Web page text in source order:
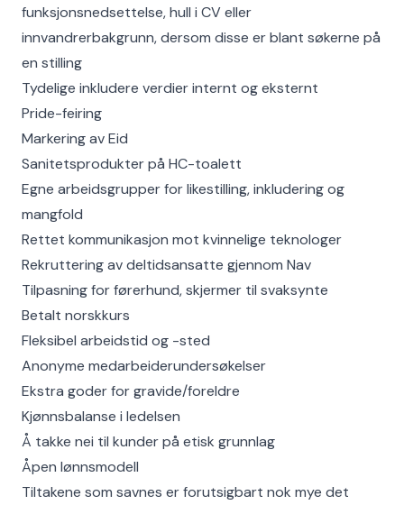
funksjonsnedsettelse, hull i CV eller
innvandrerbakgrunn, dersom disse er blant søkerne på
en stilling
Tydelige inkludere verdier internt og eksternt
Pride-feiring
Markering av Eid
Sanitetsprodukter på HC-toalett
Egne arbeidsgrupper for likestilling, inkludering og
mangfold
Rettet kommunikasjon mot kvinnelige teknologer
Rekruttering av deltidsansatte gjennom Nav
Tilpasning for førerhund, skjermer til svaksynte
Betalt norskkurs
Fleksibel arbeidstid og -sted
Anonyme medarbeiderundersøkelser
Ekstra goder for gravide/foreldre
Kjønnsbalanse i ledelsen
Å takke nei til kunder på etisk grunnlag
Åpen lønnsmodell
Tiltakene som savnes er forutsigbart nok mye det